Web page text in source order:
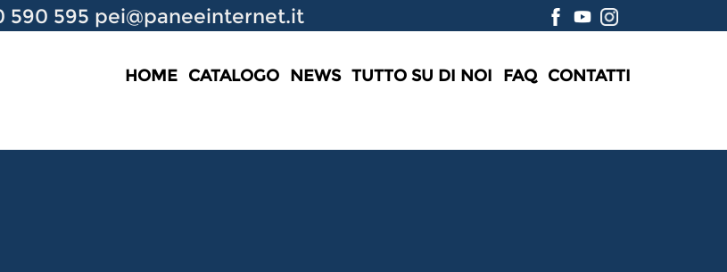
590 595 pei@paneeinternet.it
HOME CATALOGO NEWS TUTTO SU DI NOI FAQ CONTATTI